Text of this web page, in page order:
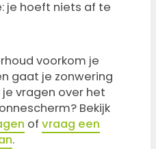
je hoeft niets af te
voorkom je
gaat je zonwering
vragen over het
Bekijk
of vraag een
.